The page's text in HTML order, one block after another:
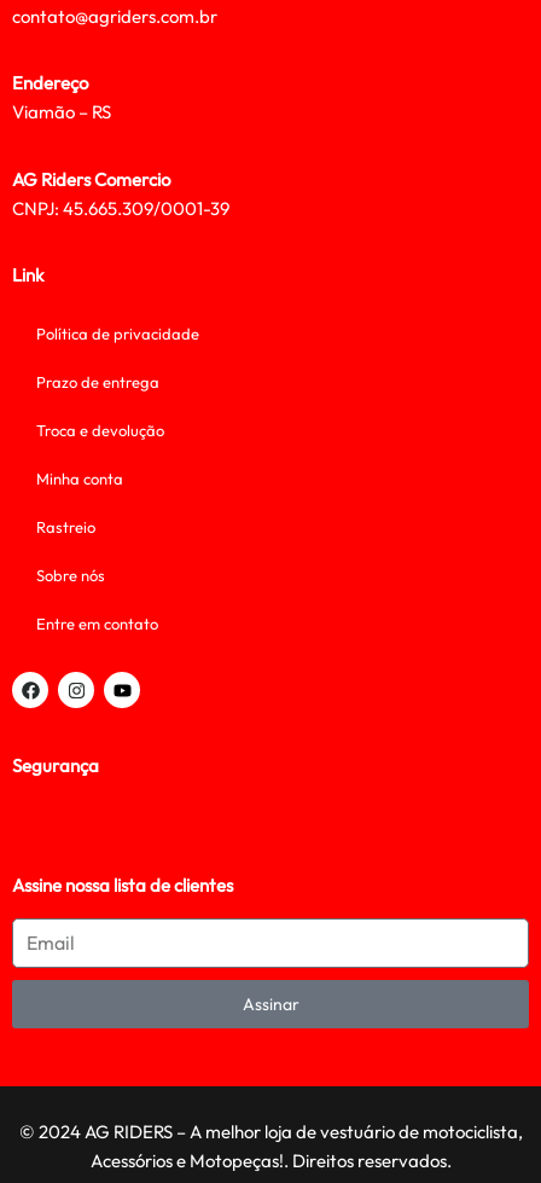
contato@agriders.com.br
Endereço
Viamão – RS
AG Riders Comercio
CNPJ: 45.665.309/0001-39
Link
Política de privacidade
Prazo de entrega
Troca e devolução
Minha conta
Rastreio
Sobre nós
Entre em contato
Segurança
Assine nossa lista de clientes
Assinar
© 2024 AG RIDERS – A melhor loja de vestuário de motociclista,
Acessórios e Motopeças!. Direitos reservados.